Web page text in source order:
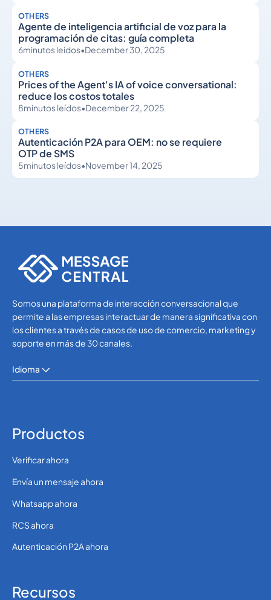
OTHERS
Agente de inteligencia artificial de voz para la
programación de citas: guía completa
6minutos leídos•December 30, 2025
OTHERS
Prices of the Agent's IA of voice conversational:
reduce los costos totales
8minutos leídos•December 22, 2025
OTHERS
Autenticación P2A para OEM: no se requiere
OTP de SMS
5minutos leídos•November 14, 2025
Somos una plataforma de interacción conversacional que
permite a las empresas interactuar de manera significativa con
los clientes a través de casos de uso de comercio, marketing y
soporte en más de 30 canales.
Idioma
Productos
Verificar ahora
Envía un mensaje ahora
Whatsapp ahora
RCS ahora
Autenticación P2A ahora
Recursos